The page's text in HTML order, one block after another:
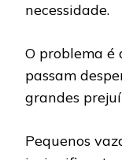
necessidade.
O problema é
passam
grandes
Pequenos